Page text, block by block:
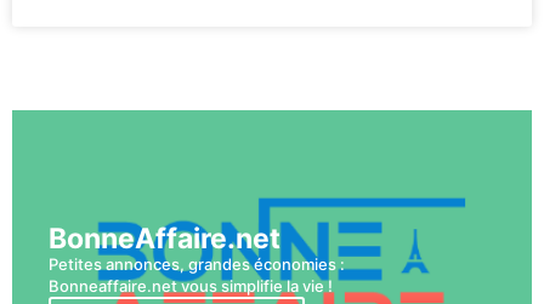
BonneAffaire.net
Petites annonces, grandes économies :
Bonneaffaire.net vous simplifie la vie !